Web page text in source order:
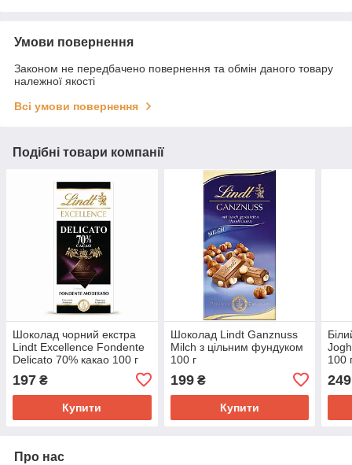
Умови повернення
Законом не передбачено повернення та обмін даного товару
належної якості
Всі умови повернення
Подібні товари компанії
Шоколад чорний екстра
Lindt Excellence Fondente
Delicato 70% какао 100 г
197 ₴
Купити
Шоколад Lindt Ganznuss
Milch з цільним фундуком
100 г
199₴
Купити
100
249
Про нас